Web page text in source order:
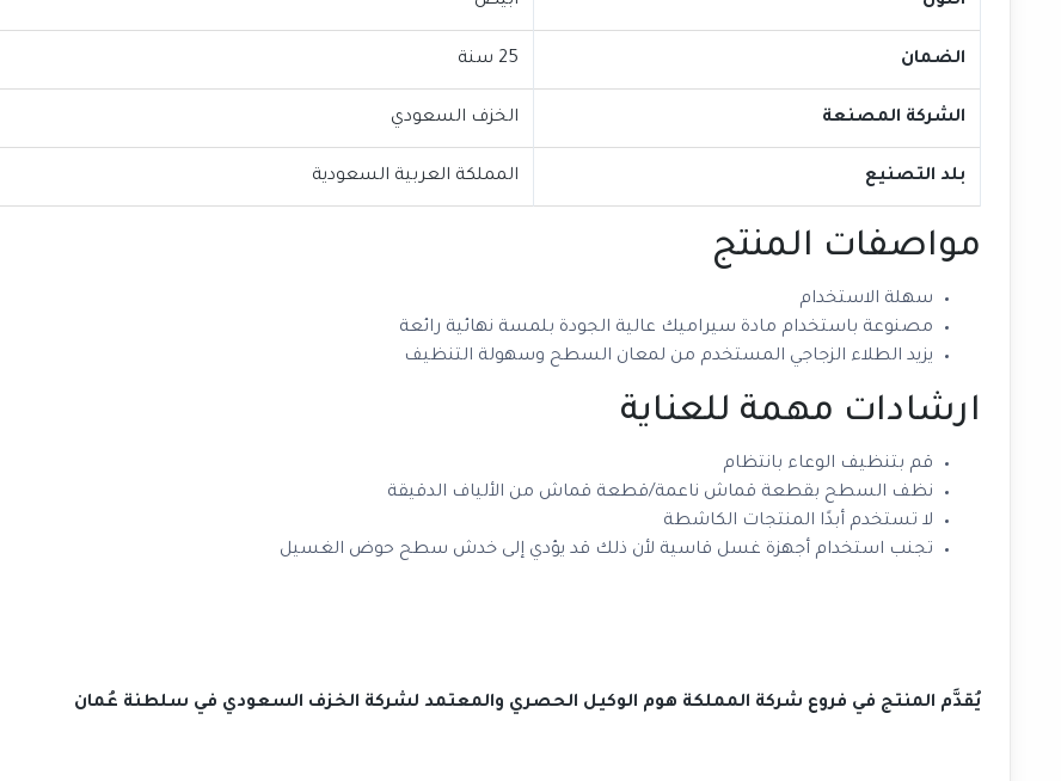
الضمان 25 سنة
الشركة المصنعة الخزف السعودي
بلد التصنيع المملكة العربية السعودية
مواصفات المنتج
سهلة الاستخدام
مصنوعة باستخدام مادة سيراميك عالية الجودة بلمسة نهائية رائعة
يزيد الطلاء الزجاجي المستخدم من لمعان السطح وسهولة التنظيف
ارشادات مهمة للعناية
قم بتنظيف الوعاء بانتظام
نظف السطح بقطعة قماش ناعمة/قطعة قماش من الألياف الدقيقة
لا تستخدم أبدًا المنتجات الكاشطة
تجنب استخدام أجهزة غسل قاسية لأن ذلك قد يؤدي إلى خدش سطح حوض الغسيل
يُقدَّم المنتج في فروع شركة المملكة هوم الوكيل الحصري والمعتمد لشركة الخزف السعودي في سلطنة عُمان